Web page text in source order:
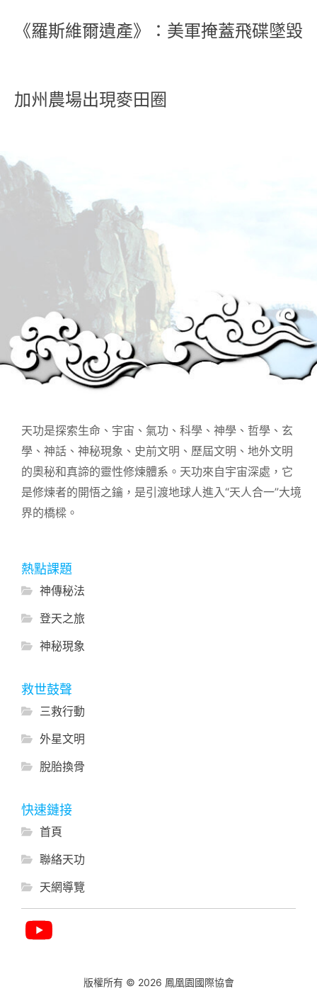
《羅斯維爾遺產》：美軍掩蓋飛碟墜毀
加州農場出現麥田圈
天功是探索生命、宇宙、氣功、科學、神學、哲學、玄
學、神話、神秘現象、史前文明、歷屆文明、地外文明
的奧秘和真諦的靈性修煉體系。天功來自宇宙深處，它
是修煉者的開悟之鑰，是引渡地球人進入“天人合一”大境
界的橋樑。
熱點課題
神傳秘法
登天之旅
神秘現象
救世鼓聲
三救行動
外星文明
脫胎換骨
快速鏈接
首頁
聯絡天功
天網導覽
版權所有 © 2026 鳳凰園國際協會